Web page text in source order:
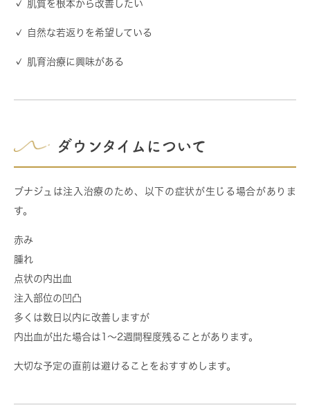
✓ 肌質を根本から改善したい
✓ 自然な若返りを希望している
✓ 肌育治療に興味がある
ダウンタイムについて
ブナジュは注入治療のため、以下の症状が生じる場合がありま
す。
赤み
腫れ
点状の内出血
注入部位の凹凸
多くは数日以内に改善しますが
内出血が出た場合は1〜2週間程度残ることがあります。
大切な予定の直前は避けることをおすすめします。